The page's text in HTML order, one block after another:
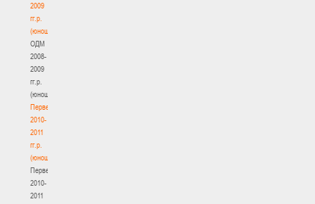
2009
гг.р.
(юноши)
ОДМ
2008-
2009
гг.р.
(юноши)
Первенство
2010-
2011
гг.р.
(юноши)
Первенство
2010-
2011